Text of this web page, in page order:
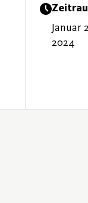
Januar
2024